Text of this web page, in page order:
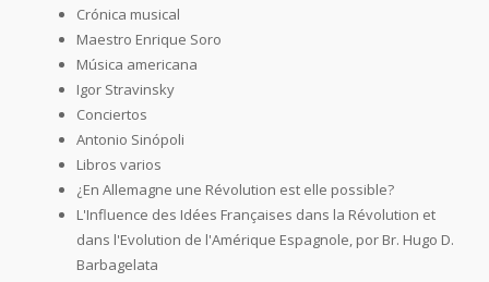
Crónica musical
Maestro Enrique Soro
Música americana
Igor Stravinsky
Conciertos
Antonio Sinópoli
Libros varios
¿En Allemagne une Révolution est elle possible?
L'Influence des Idées Françaises dans la Révolution et
dans l'Evolution de l'Amérique Espagnole, por Br. Hugo D.
Barbagelata